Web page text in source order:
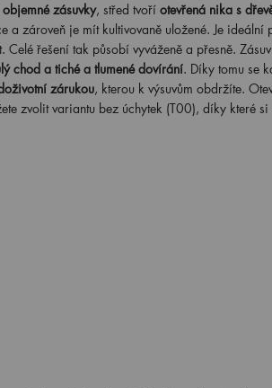
zásuvky, střed tvoří otevřená nika s
zároveň je mít kultivovaně uložené. Je ideální
řešení tak působí vyváženě a přesně.
chod a tiché a tlumené dovírání. Díky tomu se
zárukou, kterou k výsuvům obdržíte.
zvolit variantu bez úchytek (T00), díky které si